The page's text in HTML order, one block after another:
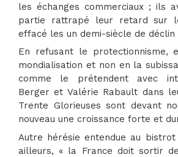
les échanges commerciaux ; ils
partie rattrapé leur retard sur
effacé les un demi-siècle de
En refusant le protectionnisme,
mondialisation et non en la
comme le prétendent avec
Berger et Valérie Rabault dans
Trente Glorieuses sont devant
nouveau une croissance forte et
Autre hérésie entendue au
ailleurs, « la France doit sortir